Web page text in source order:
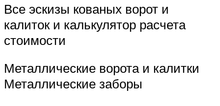
Все эскизы кованых ворот и
калиток и калькулятор расчета
стоимости
Металлические ворота и калитки
Металлические заборы